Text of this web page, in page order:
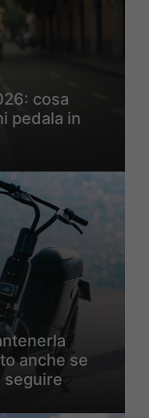
cosa
pedala in
anche se
seguire